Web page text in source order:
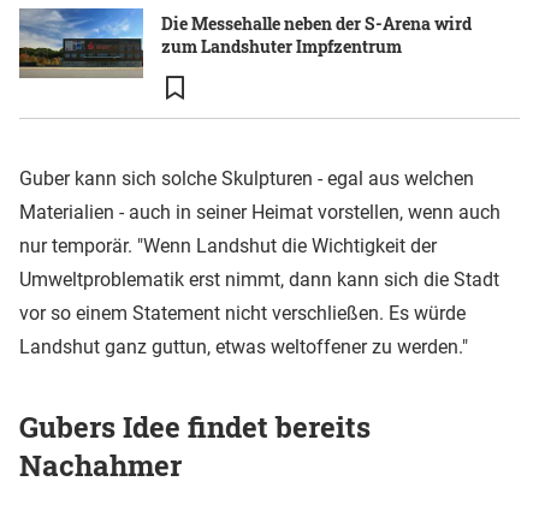
Die Messehalle neben der S-Arena wird
zum Landshuter Impfzentrum
Guber kann sich solche Skulpturen - egal aus welchen
Materialien - auch in seiner Heimat vorstellen, wenn auch
nur temporär. "Wenn Landshut die Wichtigkeit der
Umweltproblematik erst nimmt, dann kann sich die Stadt
vor so einem Statement nicht verschließen. Es würde
Landshut ganz guttun, etwas weltoffener zu werden."
Gubers Idee findet bereits
Nachahmer